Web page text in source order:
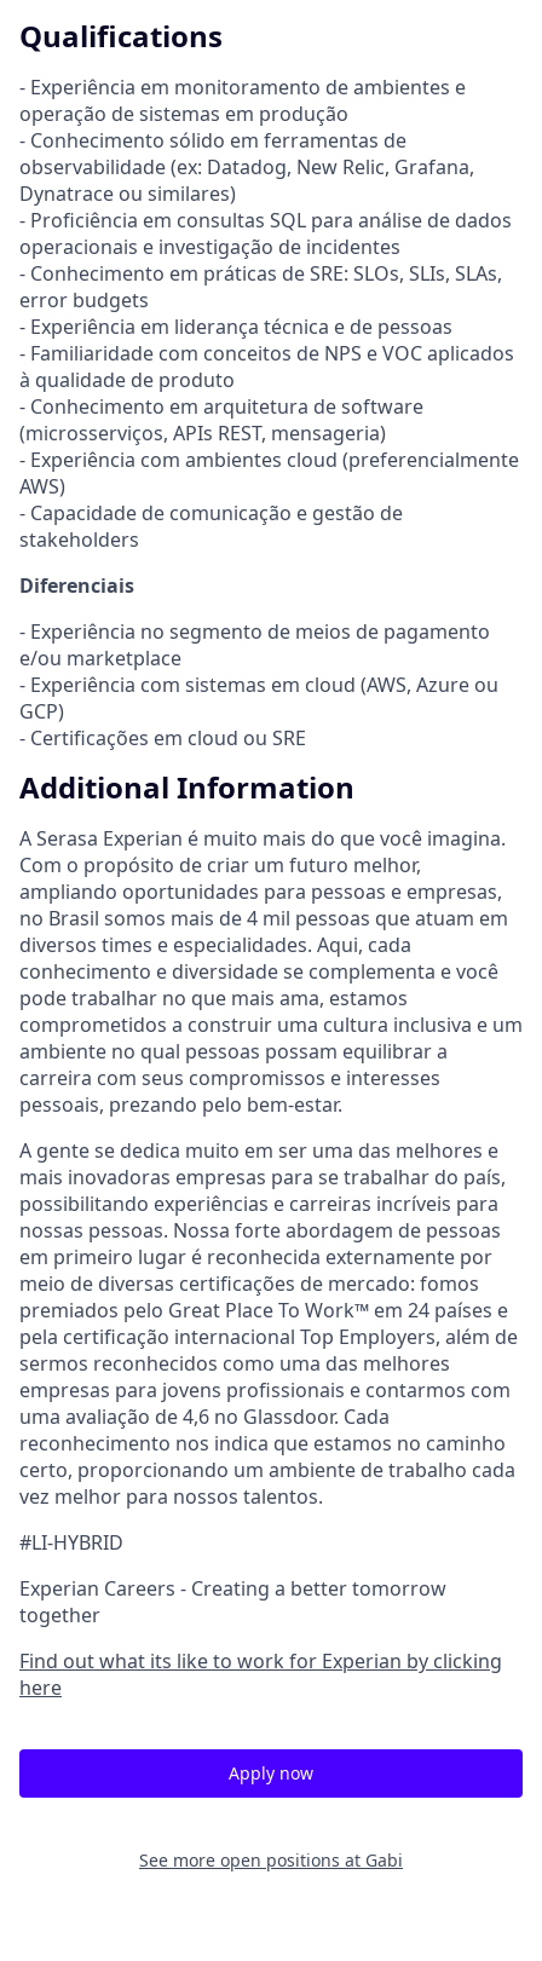
Qualifications
- Experiência em monitoramento de ambientes e
operação de sistemas em produção
- Conhecimento sólido em ferramentas de
observabilidade (ex: Datadog, New Relic, Grafana,
Dynatrace ou similares)
- Proficiência em consultas SQL para análise de dados
operacionais e investigação de incidentes
- Conhecimento em práticas de SRE: SLOs, SLIs, SLAs,
error budgets
- Experiência em liderança técnica e de pessoas
- Familiaridade com conceitos de NPS e VOC aplicados
à qualidade de produto
- Conhecimento em arquitetura de software
(microsserviços, APIs REST, mensageria)
- Experiência com ambientes cloud (preferencialmente
AWS)
- Capacidade de comunicação e gestão de
stakeholders
Diferenciais
- Experiência no segmento de meios de pagamento
e/ou marketplace
- Experiência com sistemas em cloud (AWS, Azure ou
GCP)
- Certificações em cloud ou SRE
Additional Information
A Serasa Experian é muito mais do que você imagina.
Com o propósito de criar um futuro melhor,
ampliando oportunidades para pessoas e empresas,
no Brasil somos mais de 4 mil pessoas que atuam em
diversos times e especialidades. Aqui, cada
conhecimento e diversidade se complementa e você
pode trabalhar no que mais ama, estamos
comprometidos a construir uma cultura inclusiva e um
ambiente no qual pessoas possam equilibrar a
carreira com seus compromissos e interesses
pessoais, prezando pelo bem-estar.
A gente se dedica muito em ser uma das melhores e
mais inovadoras empresas para se trabalhar do país,
possibilitando experiências e carreiras incríveis para
nossas pessoas. Nossa forte abordagem de pessoas
em primeiro lugar é reconhecida externamente por
meio de diversas certificações de mercado: fomos
premiados pelo Great Place To Work™ em 24 países e
pela certificação internacional Top Employers, além de
sermos reconhecidos como uma das melhores
empresas para jovens profissionais e contarmos com
uma avaliação de 4,6 no Glassdoor. Cada
reconhecimento nos indica que estamos no caminho
certo, proporcionando um ambiente de trabalho cada
vez melhor para nossos talentos.
#LI-HYBRID
Experian Careers - Creating a better tomorrow
together
Find out what its like to work for Experian by clicking
here
Apply now
See more open positions at Gabi